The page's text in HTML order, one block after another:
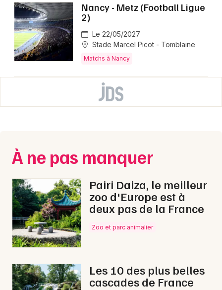
Nancy - Metz (Football Ligue
2)
Le 22/05/2027
Stade Marcel Picot - Tomblaine
Matchs à Nancy
À ne pas manquer
Pairi Daiza, le meilleur
zoo d'Europe est à
deux pas de la France
Zoo et parc animalier
Les 10 des plus belles
cascades de France